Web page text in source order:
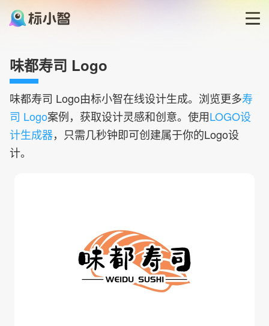
LOGO生成器
LOGO模板
味都寿司 Logo
味都寿司 Logo由标小智在线设计生成。浏览更多寿
司 Logo案例，获取设计灵感和创意。使用LOGO设
计生成器，只需几秒钟即可创建属于你的Logo设
计。